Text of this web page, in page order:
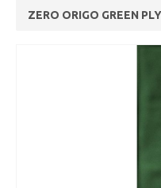
ZERO ORIGO GREEN